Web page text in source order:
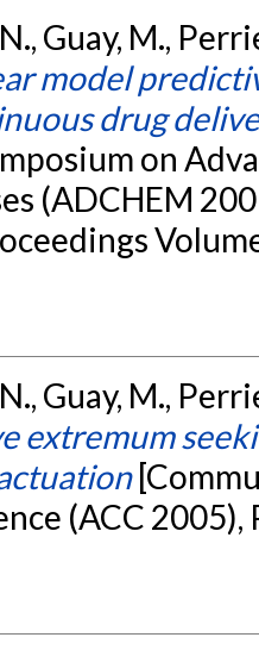
Guay, M.,
model
drug
on
(ADCHEM
Guay, M.,
extremum
(ACC 2005),